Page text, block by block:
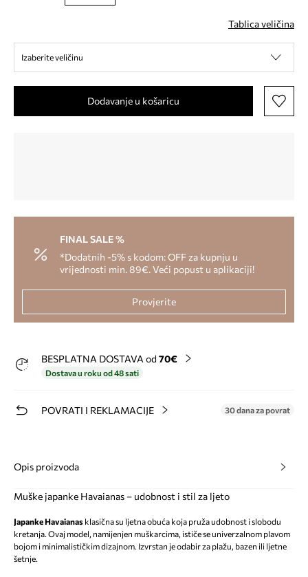
Tablica veličina
Izaberite veličinu
Dodavanje u košaricu
FINAL SALE %
*Dodatnih -5% s kodom: OFF za kupnju u
vrijednosti min. 89€. Veći popust u aplikaciji!
Provjerite
BESPLATNA DOSTAVA od 70€
Dostava u roku od 48 sati
POVRATI I REKLAMACIJE 30 dana za povrat
Opis proizvoda
Muške japanke Havaianas – udobnost i stil za ljeto
Japanke Havaianas klasična su ljetna obuća koja pruža udobnost i slobodu
kretanja. Ovaj model, namijenjen muškarcima, ističe se univerzalnom plavom
bojom i minimalističkim dizajnom. Izvrstan je odabir za plažu, bazen ili ljetne
šetnje.